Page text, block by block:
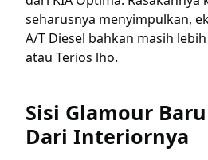
seharusnya menyimpulkan,
A/T Diesel bahkan masih
atau Terios lho.
Sisi Glamour
Dari Interiornya